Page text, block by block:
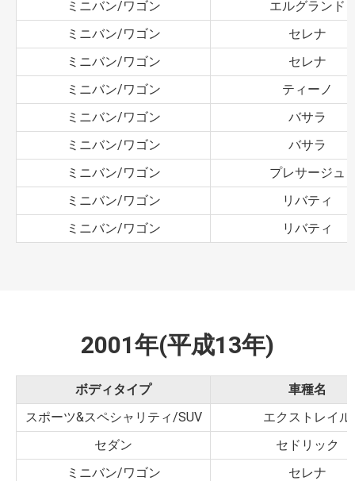
ミニバン/ワゴン
エルグランド
ミニバン/ワゴン
セレナ
ミニバン/ワゴン
セレナ
ミニバン/ワゴン
ティーノ
ミニバン/ワゴン
バサラ
ミニバン/ワゴン
バサラ
ミニバン/ワゴン
プレサージュ
ミニバン/ワゴン
リバティ
ミニバン/ワゴン
リバティ
2001年(平成13年)
ボディタイプ
車種名
スポーツ&スペシャリティ/SUV
エクストレイル
セダン
セドリック
ミニバン/ワゴン
セレナ